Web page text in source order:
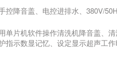
控降音盖、电控进排水、380V/
单片机软件操作清洗机降音盖、
指示数显记忆、设定显示超声工